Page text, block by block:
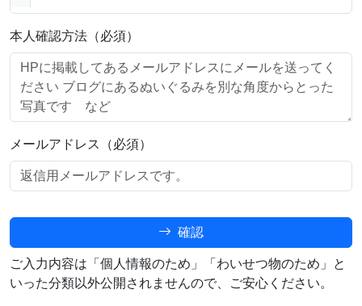
本人確認方法（必須）
メールアドレス（必須）
確認
ご入力内容は「個人情報のため」「わいせつ物のため」と
いった分類以外公開されませんので、ご安心ください。